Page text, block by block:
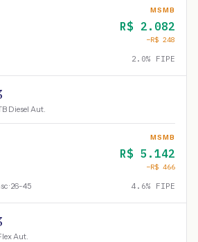
MSMB
R$ 2.082
−R$ 248
2.0% FIPE
Diesel Aut.
MSMB
R$ 5.142
−R$ 466
· 26-45 4.6% FIPE
Aut.